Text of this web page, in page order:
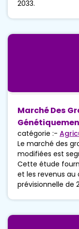
2033.
Marché Des
catégorie :-
Le marché des
modifiées est
Cette étude
et les revenus au
prévisionnelle de